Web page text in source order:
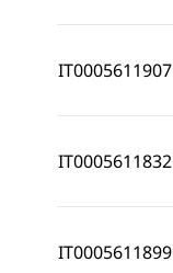
IT0005611907
IT0005611832
IT0005611899